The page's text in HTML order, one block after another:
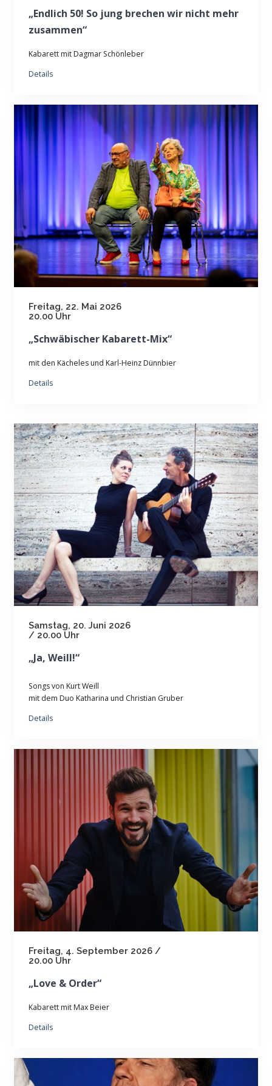
„Endlich 50! So jung brechen wir nicht mehr
zusammen“
Kabarett mit Dagmar Schönleber
Details
Freitag, 22. Mai 2026
20.00 Uhr
„Schwäbischer Kabarett-Mix“
mit den Kächeles und Karl-Heinz Dünnbier
Details
Samstag, 20. Juni 2026
/ 20.00 Uhr
„Ja, Weill!“
Songs von Kurt Weill
mit dem Duo Katharina und Christian Gruber
Details
Freitag, 4. September 2026 /
20.00 Uhr
„Love & Order“
Kabarett mit Max Beier
Details